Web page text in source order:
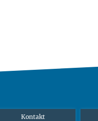
Kontakt